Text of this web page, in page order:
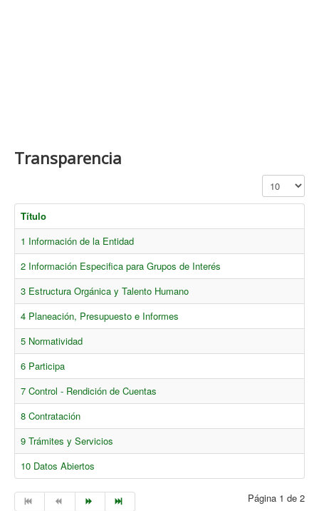
Transparencia
Cantidad a
Título
1 Información de la Entidad
2 Información Especifica para Grupos de Interés
3 Estructura Orgánica y Talento Humano
4 Planeación, Presupuesto e Informes
5 Normatividad
6 Participa
7 Control - Rendición de Cuentas
8 Contratación
9 Trámites y Servicios
10 Datos Abiertos
Página 1 de 2